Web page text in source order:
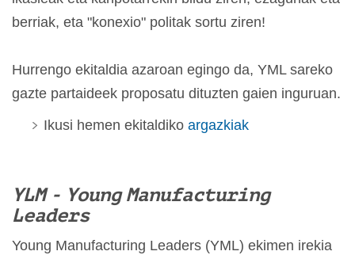
berriak, eta "konexio" politak sortu ziren!
Hurrengo ekitaldia azaroan egingo da, YML sareko
gazte partaideek proposatu dituzten gaien inguruan.
Ikusi hemen ekitaldiko argazkiak
YLM - Young Manufacturing
Leaders
Young Manufacturing Leaders (YML) ekimen irekia